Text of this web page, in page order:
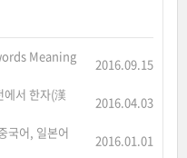
Meaning
2016.09.15
서 한자(漢
2016.04.03
국어, 일본어
2016.01.01